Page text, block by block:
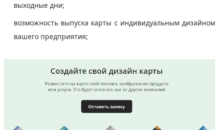
выходные дни;
возможность выпуска карты с индивидуальным дизайном
вашего предприятия;